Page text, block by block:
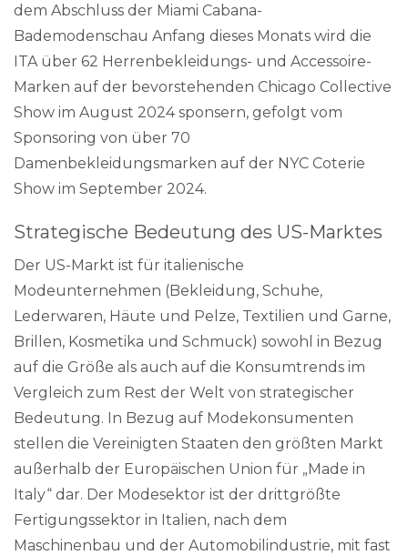
dem Abschluss der Miami Cabana-
Bademodenschau Anfang dieses Monats wird die
ITA über 62 Herrenbekleidungs- und Accessoire-
Marken auf der bevorstehenden Chicago Collective
Show im August 2024 sponsern, gefolgt vom
Sponsoring von über 70
Damenbekleidungsmarken auf der NYC Coterie
Show im September 2024.
Strategische Bedeutung des US-Marktes
Der US-Markt ist für italienische
Modeunternehmen (Bekleidung, Schuhe,
Lederwaren, Häute und Pelze, Textilien und Garne,
Brillen, Kosmetika und Schmuck) sowohl in Bezug
auf die Größe als auch auf die Konsumtrends im
Vergleich zum Rest der Welt von strategischer
Bedeutung. In Bezug auf Modekonsumenten
stellen die Vereinigten Staaten den größten Markt
außerhalb der Europäischen Union für „Made in
Italy“ dar. Der Modesektor ist der drittgrößte
Fertigungssektor in Italien, nach dem
Maschinenbau und der Automobilindustrie, mit fast